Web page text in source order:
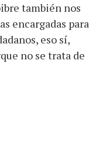
también nos
encargadas para
eso sí,
no se trata de